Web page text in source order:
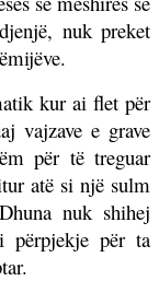
nuk preket
kur ai flet për
vajzave e grave
për të treguar
atë si një sulm
nuk shihej
përpjekje për ta